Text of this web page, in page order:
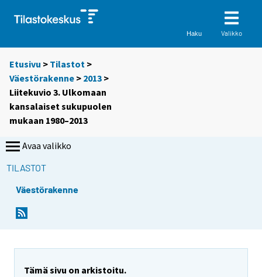
Haku Valikko
Etusivu > Tilastot >
Väestörakenne > 2013 >
Liitekuvio 3. Ulkomaan
kansalaiset sukupuolen
mukaan 1980–2013
Avaa valikko
TILASTOT
Väestörakenne
Tämä sivu on arkistoitu.